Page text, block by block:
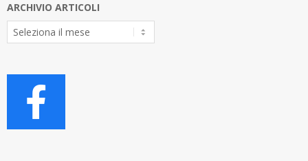
ARCHIVIO ARTICOLI
Archivio
Articoli